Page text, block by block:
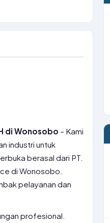
di Wonosobo – Kami
industri untuk
berasal dari PT.
di Wonosobo.
pelayanan dan
profesional.